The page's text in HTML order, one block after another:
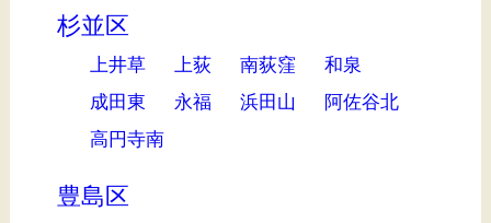
杉並区
上井草 上荻 南荻窪
和泉
成田東
永福 浜田山
阿佐谷北
高円寺南
豊島区